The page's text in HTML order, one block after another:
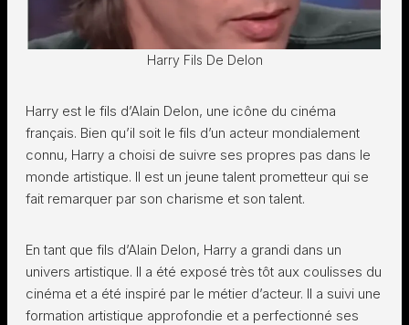
Harry Fils De Delon
Harry est le fils d’Alain Delon, une icône du cinéma
français. Bien qu’il soit le fils d’un acteur mondialement
connu, Harry a choisi de suivre ses propres pas dans le
monde artistique. Il est un jeune talent prometteur qui se
fait remarquer par son charisme et son talent.
En tant que fils d’Alain Delon, Harry a grandi dans un
univers artistique. Il a été exposé très tôt aux coulisses du
cinéma et a été inspiré par le métier d’acteur. Il a suivi une
formation artistique approfondie et a perfectionné ses